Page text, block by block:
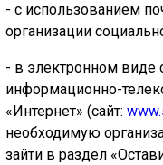
- с использованием
организации
- в электронном виде
информационно-
«Интернет» (сайт:
необходимую
зайти в раздел